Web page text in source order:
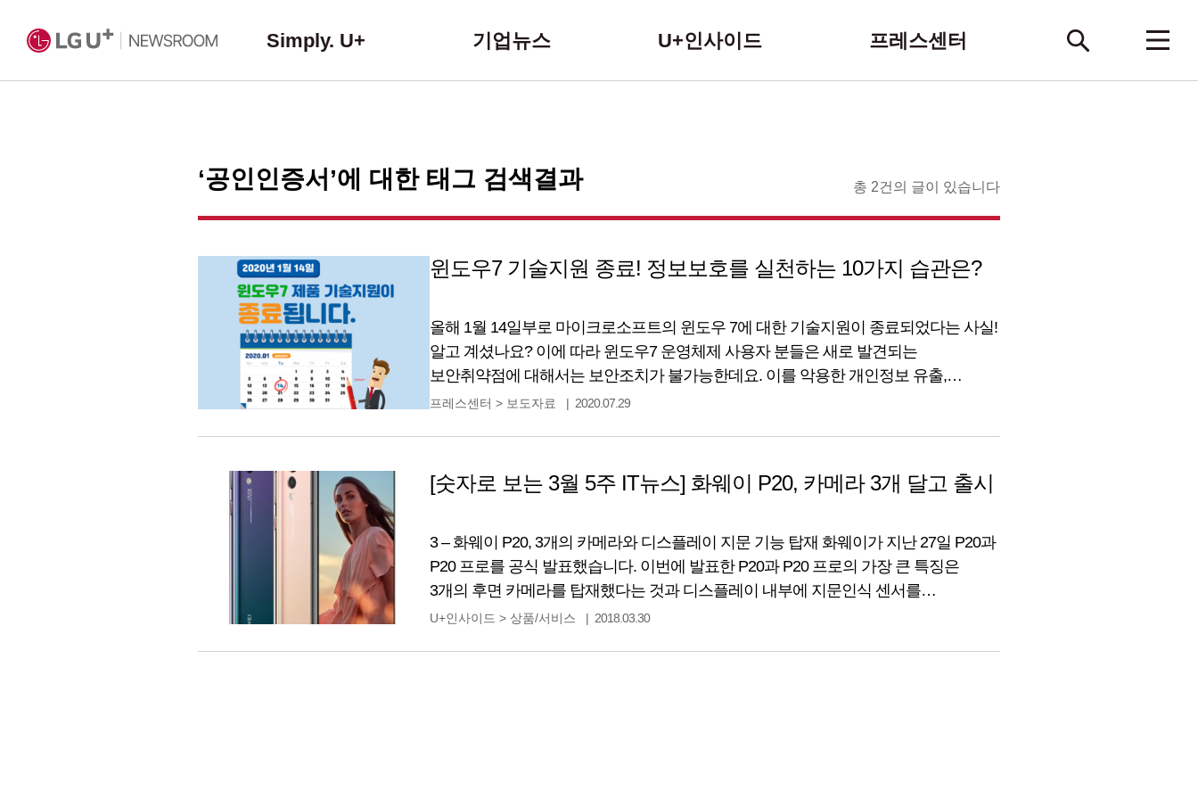
Simply. U+ 기업뉴스 U+인사이드 프레스센터
‘공인인증서’에 대한 태그 검색결과 총 2건의 글이 있습니다
윈도우7 기술지원 종료! 정보보호를 실천하는 10가지 습관은?
올해 1월 14일부로 마이크로소프트의 윈도우 7에 대한 기술지원이 종료되었다는 사실!
알고 계셨나요? 이에 따라 윈도우7 운영체제 사용자 분들은 새로 발견되는
보안취약점에 대해서는 보안조치가 불가능한데요. 이를 악용한 개인정보 유출,
랜섬웨어 감염 등 보안위협이 발생할 수 있습니다. 신규 보안 취약점이 출현하면,
프레스센터 > 보도자료 2020.07.29
[숫자로 보는 3월 5주 IT뉴스] 화웨이 P20, 카메라 3개 달고 출시
3 – 화웨이 P20, 3개의 카메라와 디스플레이 지문 기능 탑재 화웨이가 지난 27일 P20과
P20 프로를 공식 발표했습니다. 이번에 발표한 P20과 P20 프로의 가장 큰 특징은
3개의 후면 카메라를 탑재했다는 것과 디스플레이 내부에 지문인식 센서를
내장했다는 것입니다. 후면 카메라는 4,000만 화소 RGB 센서, 2,000만 화소 흑백 센서,
U+인사이드 > 상품/서비스 2018.03.30